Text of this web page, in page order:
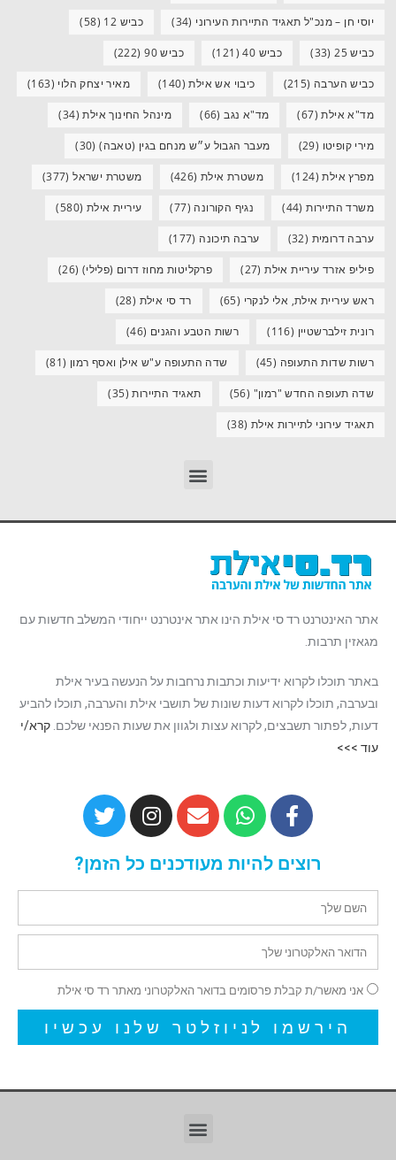
יוסי חן – מנכ"ל תאגיד התיירות העירוני (34) כביש 12 (58)
כביש 25 (33) כביש 40 (121) כביש 90 (222)
כביש הערבה (215) כיבוי אש אילת(140) מאיר יצחק הלוי (163)
מד"א אילת(67) מד"א נגב(66) מינהל החינוך אילת(34)
מירי קופיטו (29) מעבר הגבול ע״ש מנחם בגין (טאבה)(30)
מפרץ אילת(124) משטרת אילת (426) משטרת ישראל(377)
משרד התיירות(44) נגיף הקורונה (77) עיריית אילת (580)
ערבה דרומית (32) ערבה תיכונה (177)
פיליפ אזרד עיריית אילת(27) פרקליטות מחוז דרום (פלילי) (26)
ראש עיריית אילת, אלי לנקרי (65) רד סי אילת (28)
רונית זילברשטיין (116) רשות הטבע והגנים (46)
רשות שדות התעופה (45) שדה התעופה ע"ש אילן ואסף רמון (81)
שדה תעופה החדש "רמון" (56) תאגיד התיירות(35)
תאגיד עירוני לתיירות אילת (38)
אתר האינטרנט רד סי אילת הינו אתר אינטרנט ייחודי המשלב חדשות עם
מגאזין תרבות.
באתר תוכלו לקרוא ידיעות וכתבות נרחבות על הנעשה בעיר אילת
ובערבה, תוכלו לקרוא דעות שונות של תושבי אילת והערבה, תוכלו להביע
דעות, לפתור תשבצים, לקרוא עצות ולגוון את שעות הפנאי שלכם. קרא/י
עוד >>>
רוצים להיות מעודכנים כל הזמן?
אני מאשר/ת קבלת פרסומים בדואר האלקטרוני מאתר רד סי אילת
הירשמו לניוזלטר שלנו עכשיו